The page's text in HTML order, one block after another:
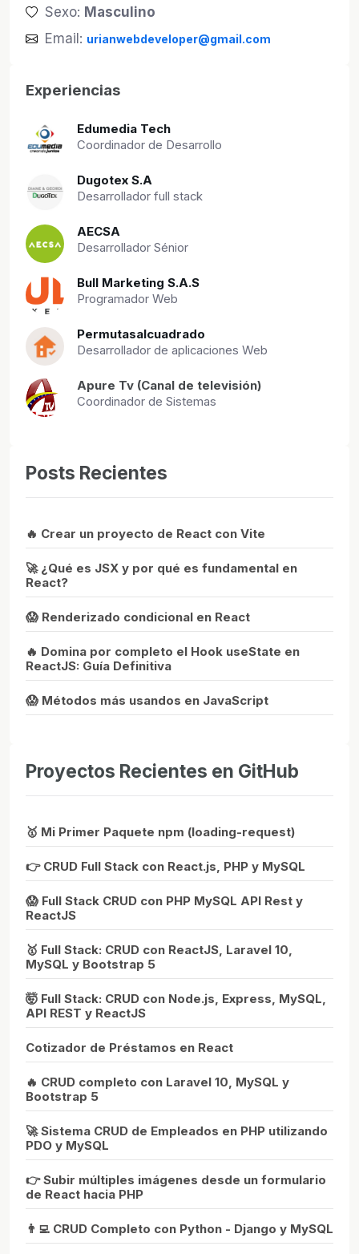
Sexo: Masculino
Email: urianwebdeveloper@gmail.com
Experiencias
Edumedia Tech
Coordinador de Desarrollo
Dugotex S.A
Desarrollador full stack
AECSA
Desarrollador Sénior
Bull Marketing S.A.S
Programador Web
Permutasalcuadrado
Desarrollador de aplicaciones Web
Apure Tv (Canal de televisión)
Coordinador de Sistemas
Posts Recientes
🔥 Crear un proyecto de React con Vite
🚀 ¿Qué es JSX y por qué es fundamental en
React?
😱 Renderizado condicional en React
🔥 Domina por completo el Hook useState en
ReactJS: Guía Definitiva
😱 Métodos más usandos en JavaScript
Proyectos Recientes en GitHub
🥇 Mi Primer Paquete npm (loading-request)
👉 CRUD Full Stack con React.js, PHP y MySQL
😱 Full Stack CRUD con PHP MySQL API Rest y
ReactJS
🥇 Full Stack: CRUD con ReactJS, Laravel 10,
MySQL y Bootstrap 5
🤯 Full Stack: CRUD con Node.js, Express, MySQL,
API REST y ReactJS
Cotizador de Préstamos en React
🔥 CRUD completo con Laravel 10, MySQL y
Bootstrap 5
🚀 Sistema CRUD de Empleados en PHP utilizando
PDO y MySQL
👉 Subir múltiples imágenes desde un formulario
de React hacia PHP
👨‍💻 CRUD Completo con Python - Django y MySQL